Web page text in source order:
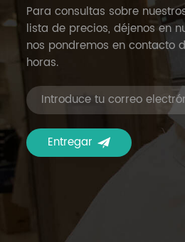
Para consultas sobre
lista de precios, déjenos en
nos pondremos en contacto
horas.